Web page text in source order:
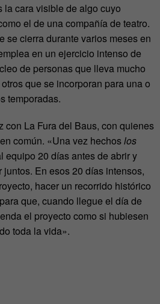
la cara visible de algo cuyo
el de una compañía de teatro.
se cierra durante varios meses en
en un ejercicio intenso de
de personas que lleva mucho
que se incorporan para una o
temporadas.
con La Fura del Baus, con quienes
común. «Una vez hechoslos
equipo 20 días antes de abrir y
En esos 20 días intensos,
hacer un recorrido histórico
que, cuando llegue el día de
el proyecto como si hubiesen
toda la vida».